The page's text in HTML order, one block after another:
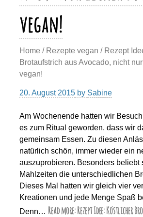
vegan!
Home / Rezepte vegan / Rezept
Brotaufstrich aus Avocado, nicht
vegan!
20. August 2015 by Sabine
Am Wochenende hatten wir
es zum Ritual geworden, dass wir
gemeinsam Essen. Zu diesen
natürlich schön, immer wieder ein
auszuprobieren. Besonders beliebt
Mahlzeiten die unterschiedlichen
Dieses Mal hatten wir gleich vier
Kreationen und jede Menge Spaß
Denn… Read more: Rezept Idee: Köstlicher